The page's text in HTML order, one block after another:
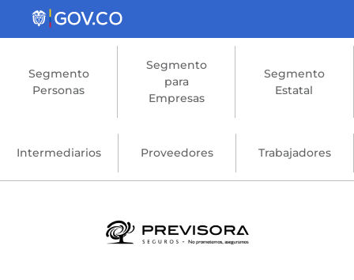
Saltar al contenido principal
Segmento
Personas
Segmento
para
Empresas
Segmento
Estatal
Intermediarios Proveedores Trabajadores